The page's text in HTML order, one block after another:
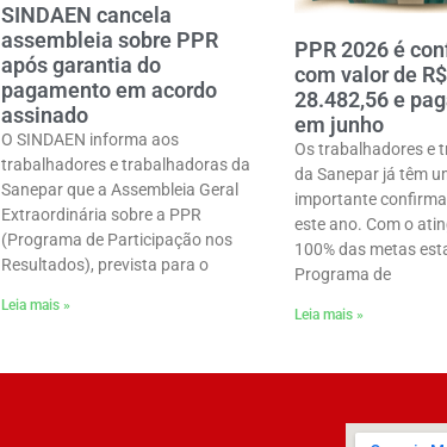
SINDAEN cancela
assembleia sobre PPR
após garantia do
pagamento em acordo
assinado
O SINDAEN informa aos
trabalhadores e trabalhadoras da
Sanepar que a Assembleia Geral
Extraordinária sobre a PPR
(Programa de Participação nos
Resultados), prevista para o
Leia mais »
PPR 2026 é
com valor de R$
28.482,56 e
em junho
Os trabalhadores e
da Sanepar já têm
importante
este ano. Com o
100% das metas
Programa de
Leia mais »